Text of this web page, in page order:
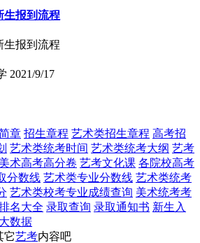
生报到流程
生报到流程
2021/9/17
章 招生章程 艺术类招生章程 高考招
艺术类统考时间 艺术类统考大纲 艺考
美术高考高分卷 艺考文化课 各院校高考
分数线 艺术类专业分数线 艺术类统考
艺术类校考专业成绩查询 美术统考考
名大全 录取查询 录取通知书 新生入
数据
它艺考内容吧